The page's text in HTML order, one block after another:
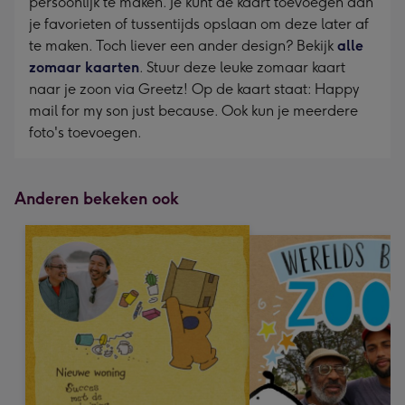
je favorieten of tussentijds opslaan om deze later af
te maken. Toch liever een ander design? Bekijk alle
zomaar kaarten. Stuur deze leuke zomaar kaart
naar je zoon via Greetz! Op de kaart staat: Happy
mail for my son just because. Ook kun je meerdere
foto's toevoegen.
Anderen bekeken ook